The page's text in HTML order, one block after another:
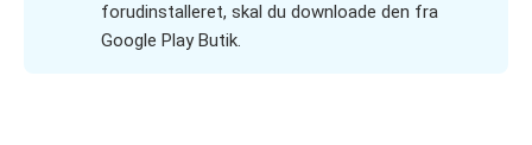
forudinstalleret, skal du downloade den fra
Google Play Butik.